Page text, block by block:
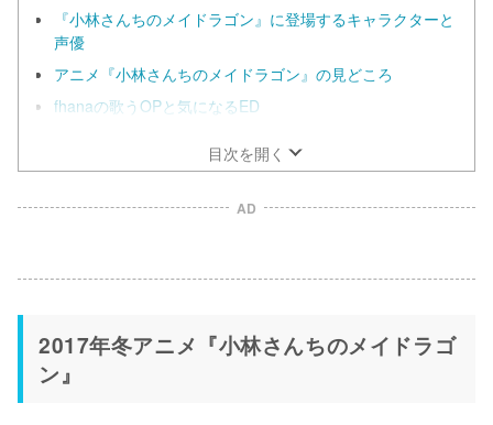
『小林さんちのメイドラゴン』に登場するキャラクターと
声優
アニメ『小林さんちのメイドラゴン』の見どころ
fhanaの歌うOPと気になるED
目次を開く
AD
2017年冬アニメ『小林さんちのメイドラゴ
ン』